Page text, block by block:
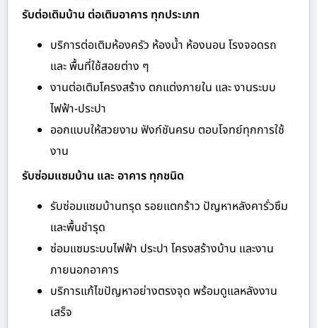
รับต่อเติมบ้าน ต่อเติมอาคาร ทุกประเภท
บริการต่อเติมห้องครัว ห้องน้ำ ห้องนอน โรงจอดรถ
และ พื้นที่ใช้สอยต่าง ๆ
งานต่อเติมโครงสร้าง ตกแต่งภายใน และ งานระบบ
ไฟฟ้า-ประปา
ออกแบบให้สวยงาม ฟังก์ชันครบ ตอบโจทย์ทุกการใช้
งาน
รับซ่อมแซมบ้าน และ อาคาร ทุกชนิด
รับซ่อมแซมบ้านทรุด รอยแตกร้าว ปัญหาหลังคารั่วซึม
และพื้นชำรุด
ซ่อมแซมระบบไฟฟ้า ประปา โครงสร้างบ้าน และงาน
ภายนอกอาคาร
บริการแก้ไขปัญหาอย่างตรงจุด พร้อมดูแลหลังงาน
เสร็จ